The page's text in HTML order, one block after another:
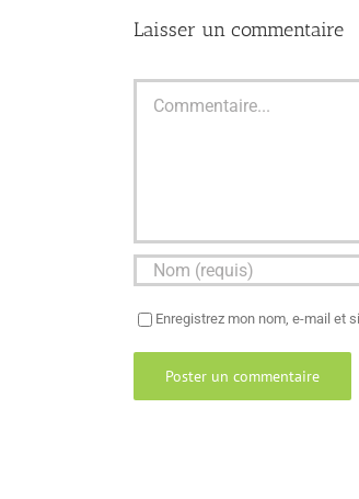
Laisser un commentaire
Enregistrez mon nom, e-mail et